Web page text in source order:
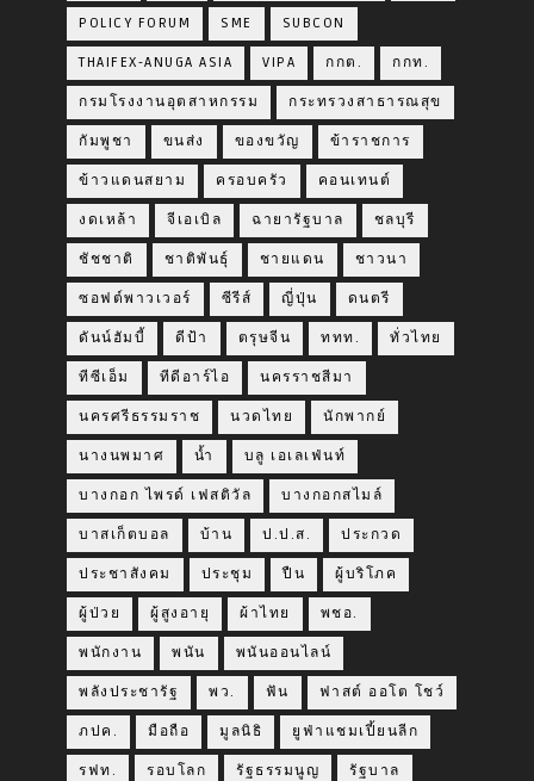
POLICY FORUM SME SUBCON
THAIFEX-ANUGA ASIA VIPA กกต. กกท.
กรมโรงงานอุตสาหกรรม กระทรวงสาธารณสุข
กัมพูชา ขนส่ง ของขวัญ ข้าราชการ
ข้าวแดนสยาม ครอบครัว คอนเทนต์
งดเหล้า จีเอเบิล ฉายารัฐบาล ชลบุรี
ชัชชาติ ชาติพันธุ์ ชายแดน ชาวนา
ซอฟต์พาวเวอร์ ซีรีส์ ญี่ปุ่น ดนตรี
ดันน์ฮัมบี้ ดีป้า ตรุษจีน ททท. ทั่วไทย
ทีซีเอ็ม ทีดีอาร์ไอ นครราชสีมา
นครศรีธรรมราช นวดไทย นักพากย์
นางนพมาศ น้ำ บลู เอเลเฟ่นท์
บางกอก ไพรด์ เฟสติวัล บางกอกสไมล์
บาสเก็ตบอล บ้าน ป.ป.ส. ประกวด
ประชาสังคม ประชุม ปืน ผู้บริโภค
ผู้ป่วย ผู้สูงอายุ ผ้าไทย พชอ.
พนักงาน พนัน พนันออนไลน์
พลังประชารัฐ พว. ฟัน ฟาสต์ ออโต โชว์
ภปค. มือถือ มูลนิธิ ยูฟ่าแชมเปี้ยนลีก
รฟท. รอบโลก รัฐธรรมนูญ รัฐบาล